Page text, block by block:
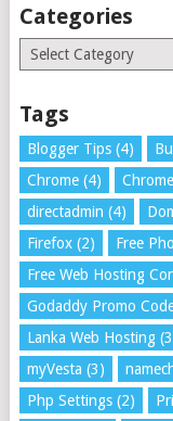
Categories
Categories
Tags
Blogger Tips(4)
Chrome(4)
directadmin (4)
Firefox(2) Free
Free Web Hosting
Godaddy Promo
Lanka Web Hosting
myVesta (3)
Php Settings(2)